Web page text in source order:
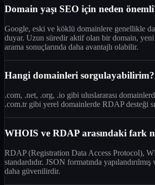
Domain yaşı SEO için neden
Google, eski ve köklü domainlere genellikle
duyar. Uzun süredir aktif olan bir domain, yeni
arama sonuçlarında daha avantajlı olabilir.
Hangi domainleri sorgulayabilirim?
.com, .net, .org, .io gibi uluslararası
.com.tr gibi yerel domainlerde RDAP desteği
WHOIS ve RDAP arasındaki fark
RDAP (Registration Data Access Protocol),
standardıdır. JSON formatında
daha güvenilirdir.